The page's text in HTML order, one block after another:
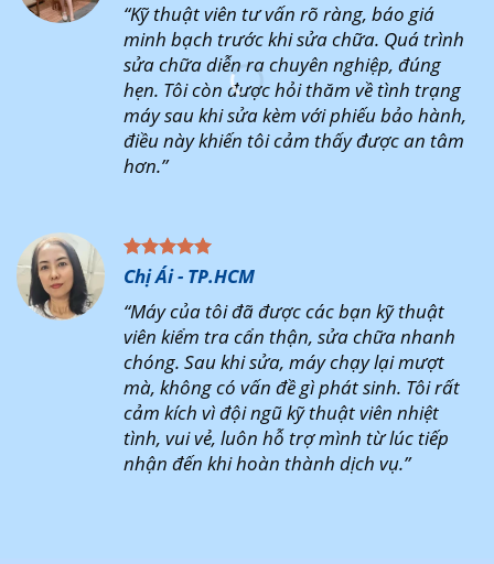
“Kỹ thuật viên tư vấn rõ ràng, báo giá
minh bạch trước khi sửa chữa. Quá trình
sửa chữa diễn ra chuyên nghiệp, đúng
hẹn. Tôi còn được hỏi thăm về tình trạng
máy sau khi sửa kèm với phiếu bảo hành,
điều này khiến tôi cảm thấy được an tâm
hơn.”
Chị Ái - TP.HCM
“Máy của tôi đã được các bạn kỹ thuật
viên kiểm tra cẩn thận, sửa chữa nhanh
chóng. Sau khi sửa, máy chạy lại mượt
mà, không có vấn đề gì phát sinh. Tôi rất
cảm kích vì đội ngũ kỹ thuật viên nhiệt
tình, vui vẻ, luôn hỗ trợ mình từ lúc tiếp
nhận đến khi hoàn thành dịch vụ.”